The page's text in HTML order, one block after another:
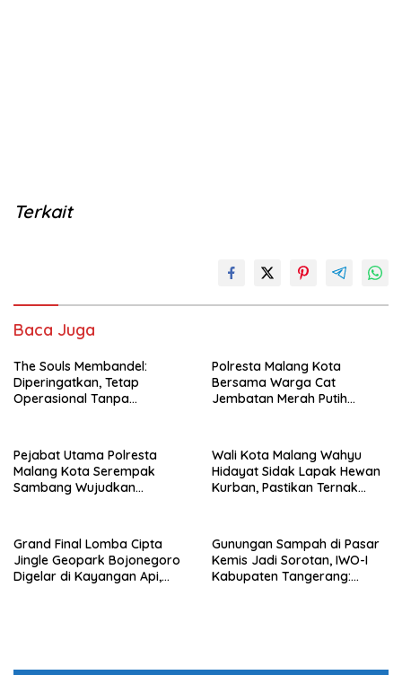
Terkait
Baca Juga
The Souls Membandel:
Diperingatkan, Tetap
Operasional Tanpa
Polresta Malang Kota
Bersama Warga Cat
Jembatan Merah Putih
Pejabat Utama Polresta
Malang Kota Serempak
Sambang Wujudkan
Kanjuruhan
Wali Kota Malang Wahyu
Hidayat Sidak Lapak Hewan
Kurban, Pastikan Ternak
Grand Final Lomba Cipta
Jingle Geopark Bojonegoro
Digelar di Kayangan Api,
Gunungan Sampah di Pasar
Kemis Jadi Sorotan, IWO-I
Kabupaten Tangerang: